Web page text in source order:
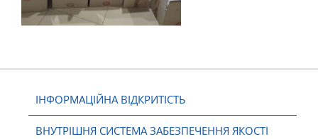
ІНФОРМАЦІЙНА ВІДКРИТІСТЬ
ВНУТРІШНЯ СИСТЕМА ЗАБЕЗПЕЧЕННЯ ЯКОСТІ